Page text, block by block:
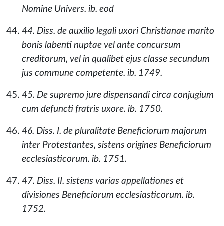
Nomine Univers. ib. eod
44. Diss. de auxilio legali uxori Christianae marito
bonis labenti nuptae vel ante concursum
creditorum, vel in qualibet ejus classe secundum
jus commune competente. ib. 1749.
45. De supremo jure dispensandi circa conjugium
cum defuncti fratris uxore. ib. 1750.
46. Diss. I. de pluralitate Beneficiorum majorum
inter Protestantes, sistens origines Beneficiorum
ecclesiasticorum. ib. 1751.
47. Diss. II. sistens varias appellationes et
divisiones Beneficiorum ecclesiasticorum. ib.
1752.